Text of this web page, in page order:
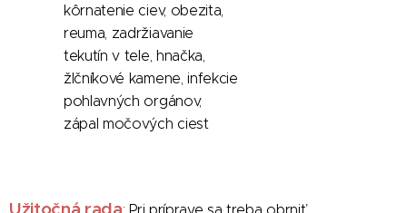
kôrnatenie ciev, obezita,
reuma, zadržiavanie
tekutín v tele, hnačka,
žlčníkové kamene, infekcie
pohlavných orgánov,
zápal močových ciest
Užitočná rada